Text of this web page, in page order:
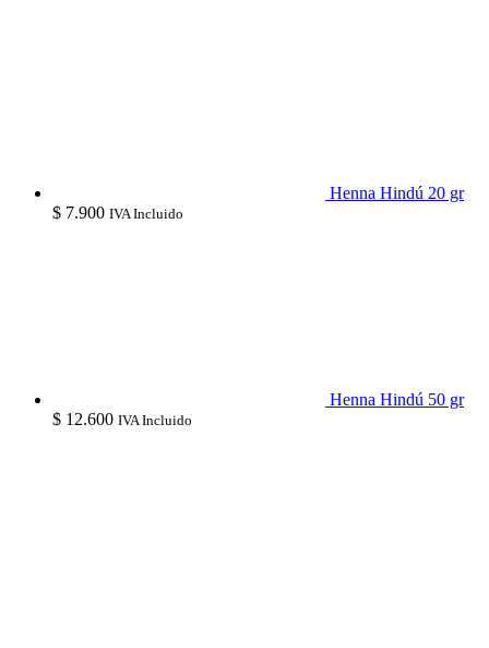
Henna Hindú 20 gr
$ 7.900 IVA Incluido
Henna Hindú 50 gr
$ 12.600 IVA Incluido